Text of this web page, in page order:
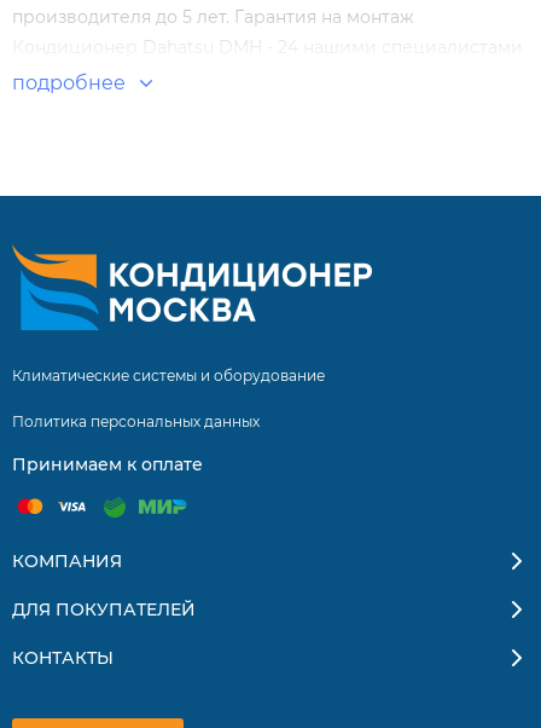
производителя до 5 лет. Гарантия на монтаж
Кондиционер Dahatsu DMH - 24 нашими специалистами
составляет 5 лет! Настенные сплит-системы по
подробнее
Климатические системы и оборудование
Политика персональных данных
Принимаем к оплате
КОМПАНИЯ
ДЛЯ ПОКУПАТЕЛЕЙ
КОНТАКТЫ